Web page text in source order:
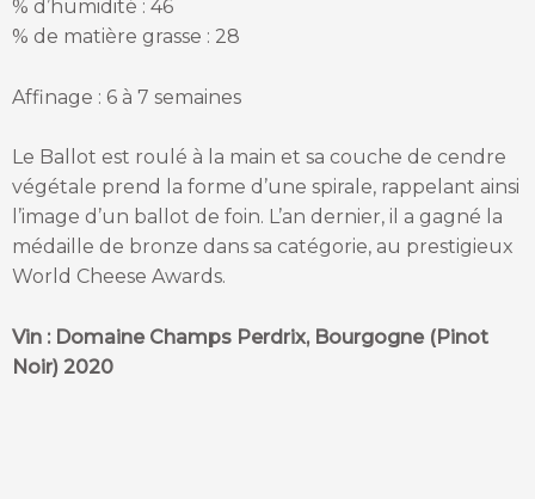
% d’humidité : 46
% de matière grasse : 28
Affinage : 6 à 7 semaines
Le Ballot est roulé à la main et sa couche de cendre
végétale prend la forme d’une spirale, rappelant ainsi
l’image d’un ballot de foin. L’an dernier, il a gagné la
médaille de bronze dans sa catégorie, au prestigieux
World Cheese Awards.
Vin : Domaine Champs Perdrix, Bourgogne (Pinot
Noir) 2020